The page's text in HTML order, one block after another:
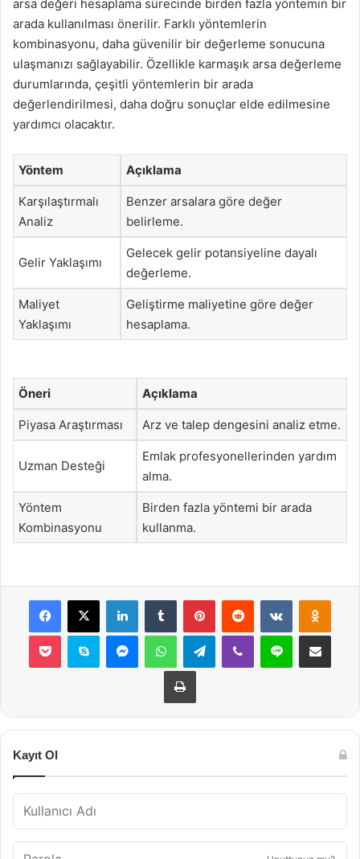
arsa değeri hesaplama sürecinde birden fazla yöntemin bir
arada kullanılması önerilir. Farklı yöntemlerin
kombinasyonu, daha güvenilir bir değerleme sonucuna
ulaşmanızı sağlayabilir. Özellikle karmaşık arsa değerleme
durumlarında, çeşitli yöntemlerin bir arada
değerlendirilmesi, daha doğru sonuçlar elde edilmesine
yardımcı olacaktır.
Yöntem Açıklama
Karşılaştırmalı
Analiz
Benzer arsalara göre değer
belirleme.
Gelir Yaklaşımı
Gelecek gelir potansiyeline dayalı
değerleme.
Maliyet
Yaklaşımı
Geliştirme maliyetine göre değer
hesaplama.
Öneri Açıklama
Piyasa Araştırması Arz ve talep dengesini analiz etme.
Uzman Desteği
Emlak profesyonellerinden yardım
alma.
Yöntem
Kombinasyonu
Birden fazla yöntemi bir arada
kullanma.
Facebook
X LinkedInTumblr PinterestReddit VKontakte
Pocket Skype MessengerWhatsAppTelegramViber Line E-Posta ile
Yazdır
Kayıt Ol